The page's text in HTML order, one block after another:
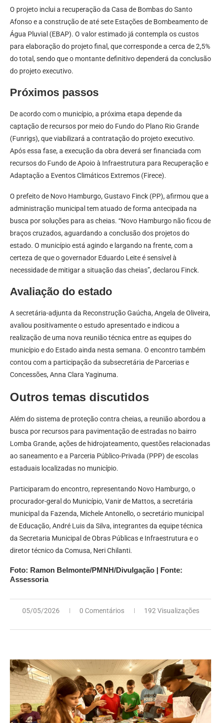
O projeto inclui a recuperação da Casa de Bombas do Santo
Afonso e a construção de até sete Estações de Bombeamento de
Água Pluvial (EBAP). O valor estimado já contempla os custos
para elaboração do projeto final, que corresponde a cerca de 2,5%
do total, sendo que o montante definitivo dependerá da conclusão
do projeto executivo.
Próximos passos
De acordo com o município, a próxima etapa depende da
captação de recursos por meio do Fundo do Plano Rio Grande
(Funrigs), que viabilizará a contratação do projeto executivo.
Após essa fase, a execução da obra deverá ser financiada com
recursos do Fundo de Apoio à Infraestrutura para Recuperação e
Adaptação a Eventos Climáticos Extremos (Firece).
O prefeito de Novo Hamburgo, Gustavo Finck (PP), afirmou que a
administração municipal tem atuado de forma antecipada na
busca por soluções para as cheias. “Novo Hamburgo não ficou de
braços cruzados, aguardando a conclusão dos projetos do
estado. O município está agindo e largando na frente, com a
certeza de que o governador Eduardo Leite é sensível à
necessidade de mitigar a situação das cheias”, declarou Finck.
Avaliação do estado
A secretária-adjunta da Reconstrução Gaúcha, Angela de Oliveira,
avaliou positivamente o estudo apresentado e indicou a
realização de uma nova reunião técnica entre as equipes do
município e do Estado ainda nesta semana. O encontro também
contou com a participação da subsecretária de Parcerias e
Concessões, Anna Clara Yaginuma.
Outros temas discutidos
Além do sistema de proteção contra cheias, a reunião abordou a
busca por recursos para pavimentação de estradas no bairro
Lomba Grande, ações de hidrojateamento, questões relacionadas
ao saneamento e a Parceria Público-Privada (PPP) de escolas
estaduais localizadas no município.
Participaram do encontro, representando Novo Hamburgo, o
procurador-geral do Município, Vanir de Mattos, a secretária
municipal da Fazenda, Michele Antonello, o secretário municipal
de Educação, André Luis da Silva, integrantes da equipe técnica
da Secretaria Municipal de Obras Públicas e Infraestrutura e o
diretor técnico da Comusa, Neri Chilanti.
Foto: Ramon Belmonte/PMNH/Divulgação | Fonte:
Assessoria
05/05/2026 0 Comentários 192 Visualizações